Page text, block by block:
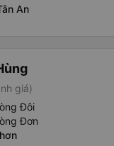
An
giá)
Đôi
Đơn